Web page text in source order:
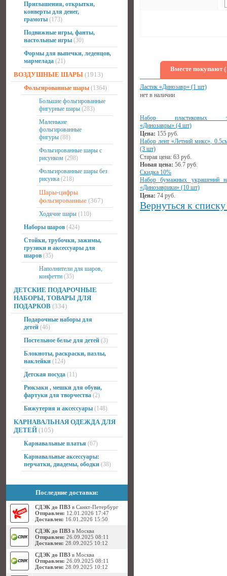
Приглашения, открытки,
конверты для денег,
грамоты (173)
Подвижные игры, фанты,
настольные игры (30)
Формы для выпечки, леденцов,
мармелада (21)
ВОЗДУШНЫЕ ШАРЫ (1913)
Фольгированные шары (1364)
Большие фольгированные
фигурные шары (283)
Маленькие
фольгированные
фигуры (88)
Фольгированные шары с
рисунком (298)
Фольгированные шары без
рисунка (218)
Шары-цифры
фольгированные (367)
Ходячие шары (110)
Наборы шаров (424)
Стойки, трубочки, зажимы,
грузики и аксессуары для
шаров (35)
Наполнители для шаров,
конфетти (35)
ДЕТСКИЕ ПОДАРОЧНЫЕ
НАБОРЫ, ТОВАРЫ ДЛЯ
ПОДАРКОВ (334)
Подарочные наборы для
детей (46)
Постельное белье для детей (3)
Блокноты, раскраски, пазлы,
наклейки (124)
Детская посуда (11)
Рюкзаки , мешки для обуви,
фартуки для творчества (2)
Бижутерия и аксессуары (148)
КАРНАВАЛЬНАЯ ОДЕЖДА ДЛЯ
ДЕТЕЙ (105)
Карнавальные платья (67)
Карнавальные аксессуары:
перчатки, диадемы, ободки (38)
Последние доставки:
СДЭК до ПВЗ в Санкт-Петербург
Отправлен: 12.01.2026 17:47
Доставлен: 16.01.2026 15:50
СДЭК до ПВЗ в Москва
Отправлен: 26.09.2025 08:11
Доставлен: 28.09.2025 10:12
СДЭК до ПВЗ в Москва
Отправлен: 26.09.2025 08:11
Доставлен: 28.09.2025 10:12
Вместе покупают
Ластик «Динозавр» (1 шт)
нет в наличии
Набор пластиковых
«Динозавры» (4 шт)
Цена: 155 руб.
Набор лент «Летний микс»,
(3 шт)
Старая цена: 63 руб.
Новая цена: 56.7 руб.
Скидка 10%
Набор бумажных украшений
«Динозаврики» (10 шт)
Цена: 74 руб.
Вернуться к списку